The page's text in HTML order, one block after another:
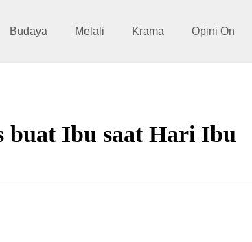
Budaya Melali Krama Opini On
buat Ibu saat Hari Ibu